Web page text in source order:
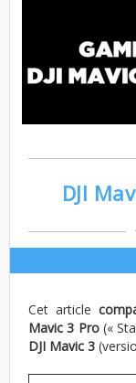
DJI
Cet article
Mavic 3 Pro(«
DJI Mavic 3